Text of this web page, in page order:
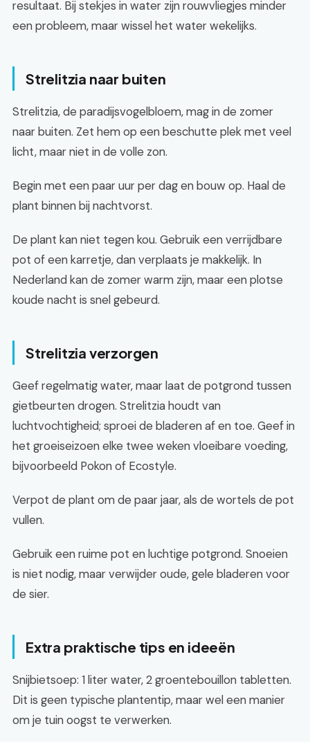
resultaat. Bij stekjes in water zijn rouwvliegjes minder
een probleem, maar wissel het water wekelijks.
Strelitzia naar buiten
Strelitzia, de paradijsvogelbloem, mag in de zomer
naar buiten. Zet hem op een beschutte plek met veel
licht, maar niet in de volle zon.
Begin met een paar uur per dag en bouw op. Haal de
plant binnen bij nachtvorst.
De plant kan niet tegen kou. Gebruik een verrijdbare
pot of een karretje, dan verplaats je makkelijk. In
Nederland kan de zomer warm zijn, maar een plotse
koude nacht is snel gebeurd.
Strelitzia verzorgen
Geef regelmatig water, maar laat de potgrond tussen
gietbeurten drogen. Strelitzia houdt van
luchtvochtigheid; sproei de bladeren af en toe. Geef in
het groeiseizoen elke twee weken vloeibare voeding,
bijvoorbeeld Pokon of Ecostyle.
Verpot de plant om de paar jaar, als de wortels de pot
vullen.
Gebruik een ruime pot en luchtige potgrond. Snoeien
is niet nodig, maar verwijder oude, gele bladeren voor
de sier.
Extra praktische tips en ideeën
Snijbietsoep: 1 liter water, 2 groentebouillon tabletten.
Dit is geen typische plantentip, maar wel een manier
om je tuin oogst te verwerken.